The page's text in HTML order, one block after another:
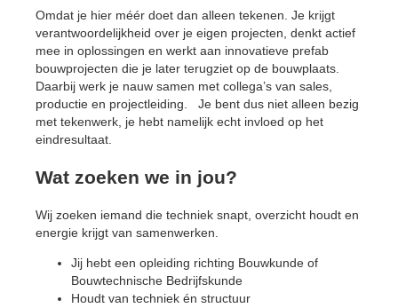
Omdat je hier méér doet dan alleen tekenen. Je krijgt
verantwoordelijkheid over je eigen projecten, denkt actief
mee in oplossingen en werkt aan innovatieve prefab
bouwprojecten die je later terugziet op de bouwplaats.
Daarbij werk je nauw samen met collega’s van sales,
productie en projectleiding. Je bent dus niet alleen bezig
met tekenwerk, je hebt namelijk echt invloed op het
eindresultaat.
Wat zoeken we in jou?
Wij zoeken iemand die techniek snapt, overzicht houdt en
energie krijgt van samenwerken.
Jij hebt een opleiding richting Bouwkunde of
Bouwtechnische Bedrijfskunde
Houdt van techniek én structuur